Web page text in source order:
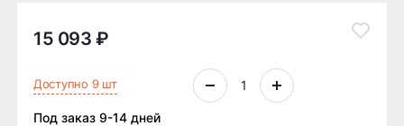
15 093 ₽
Доступно 9 шт
Под заказ 9-14 дней